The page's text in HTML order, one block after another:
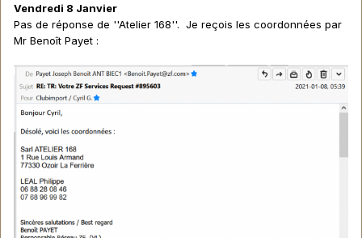
Vendredi 8 Janvier
Pas de réponse de ''Atelier 168''. Je reçois les coordonnées par
Mr Benoît Payet :